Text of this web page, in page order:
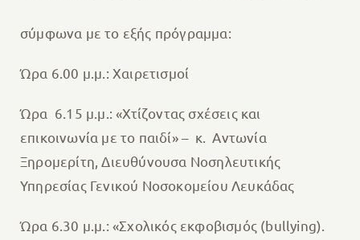
σύμφωνα με το εξής πρόγραμμα:
Ώρα 6.00 μ.μ.: Χαιρετισμοί
Ώρα 6.15 μ.μ.: «Χτίζοντας σχέσεις και
επικοινωνία με το παιδί» – κ. Αντωνία
Ξηρομερίτη, Διευθύνουσα Νοσηλευτικής
Υπηρεσίας Γενικού Νοσοκομείου Λευκάδας
Ώρα 6.30 μ.μ.: «Σχολικός εκφοβισμός (bullying).